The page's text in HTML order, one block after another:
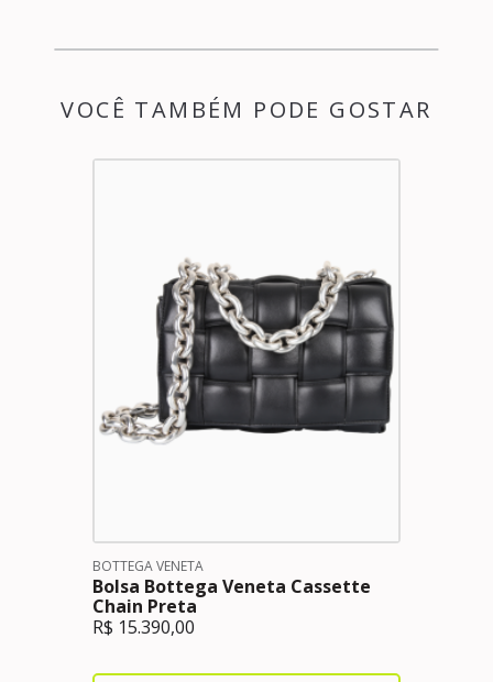
VOCÊ TAMBÉM PODE GOSTAR
BOTTEGA VENETA
Bolsa Bottega Veneta Cassette
Chain Preta
R$ 15.390,00